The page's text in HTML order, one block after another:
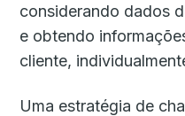
considerando dados
e obtendo
cliente,
Uma estratégia de